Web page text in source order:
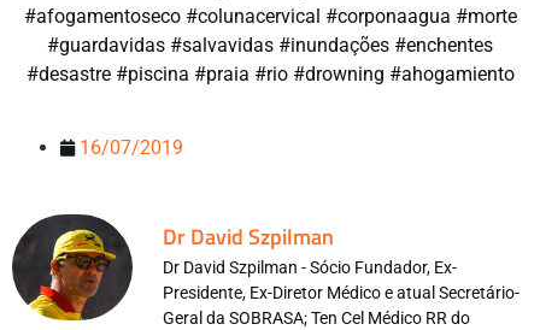
#afogamentoseco #colunacervical #corponaagua #morte
#guardavidas #salvavidas #inundações #enchentes
#desastre #piscina #praia #rio #drowning #ahogamiento
16/07/2019
Dr David Szpilman
Dr David Szpilman - Sócio Fundador, Ex-
Presidente, Ex-Diretor Médico e atual Secretário-
Geral da SOBRASA; Ten Cel Médico RR do